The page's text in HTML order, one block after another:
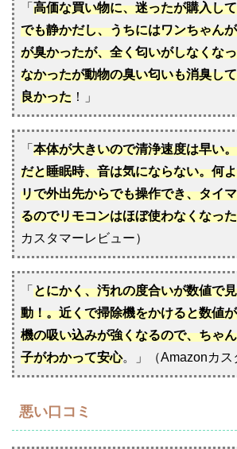
「 高価な買い物に、迷ったが購入し
でも静かだし、うちにはワンちゃん
が臭かったが、全く匂いがしなくな
なかったが動物の臭い匂いも消臭し
良かった ！」
「 本体が大きいので清浄速度は早い
だと睡眠時、音は気にならない。何
リで外出先からでも操作でき、タイ
るのでリモコンはほぼ使わなくなっ
カスタマーレビュー）
「 とにかく、汚れの度合いが数値で
動！。近くで掃除機をかけると数値
機の吸い込みが強くなるので、ちゃ
子がわかって安心。」（Amazonカス
悪い口コミ